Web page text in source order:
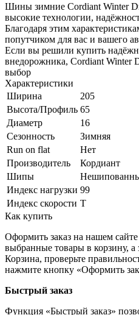
Шины зимние Cordiant Winter
высокие технологии,
Благодаря этим
попутчиком для вас и вашего
Если вы решили купить
внедорожника, Cordiant
выбор
Характеристики
Ширина
205
Высота/Профиль 65
Диаметр
16
Сезонность
Зимняя
Run on flat
Нет
Производитель
Кордиант
Шипы
Индекс нагрузки 99
Индекс скорости T
Как купить
Оформить заказ на нашем сайте
выбранные товары в корзину, а
Корзина, проверьте
нажмите кнопку «Оформить
Быстрый заказ
Функция «Быстрый заказ»